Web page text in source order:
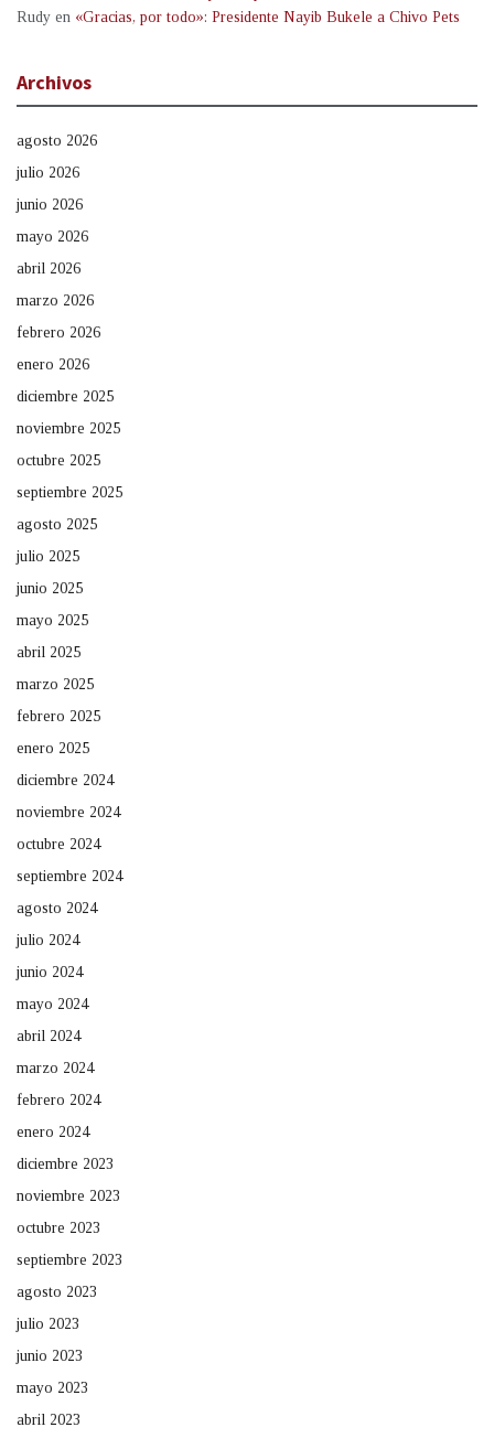
Rudy en «Gracias, por todo»: Presidente Nayib Bukele a Chivo Pets
Archivos
agosto 2026
julio 2026
junio 2026
mayo 2026
abril 2026
marzo 2026
febrero 2026
enero 2026
diciembre 2025
noviembre 2025
octubre 2025
septiembre 2025
agosto 2025
julio 2025
junio 2025
mayo 2025
abril 2025
marzo 2025
febrero 2025
enero 2025
diciembre 2024
noviembre 2024
octubre 2024
septiembre 2024
agosto 2024
julio 2024
junio 2024
mayo 2024
abril 2024
marzo 2024
febrero 2024
enero 2024
diciembre 2023
noviembre 2023
octubre 2023
septiembre 2023
agosto 2023
julio 2023
junio 2023
mayo 2023
abril 2023